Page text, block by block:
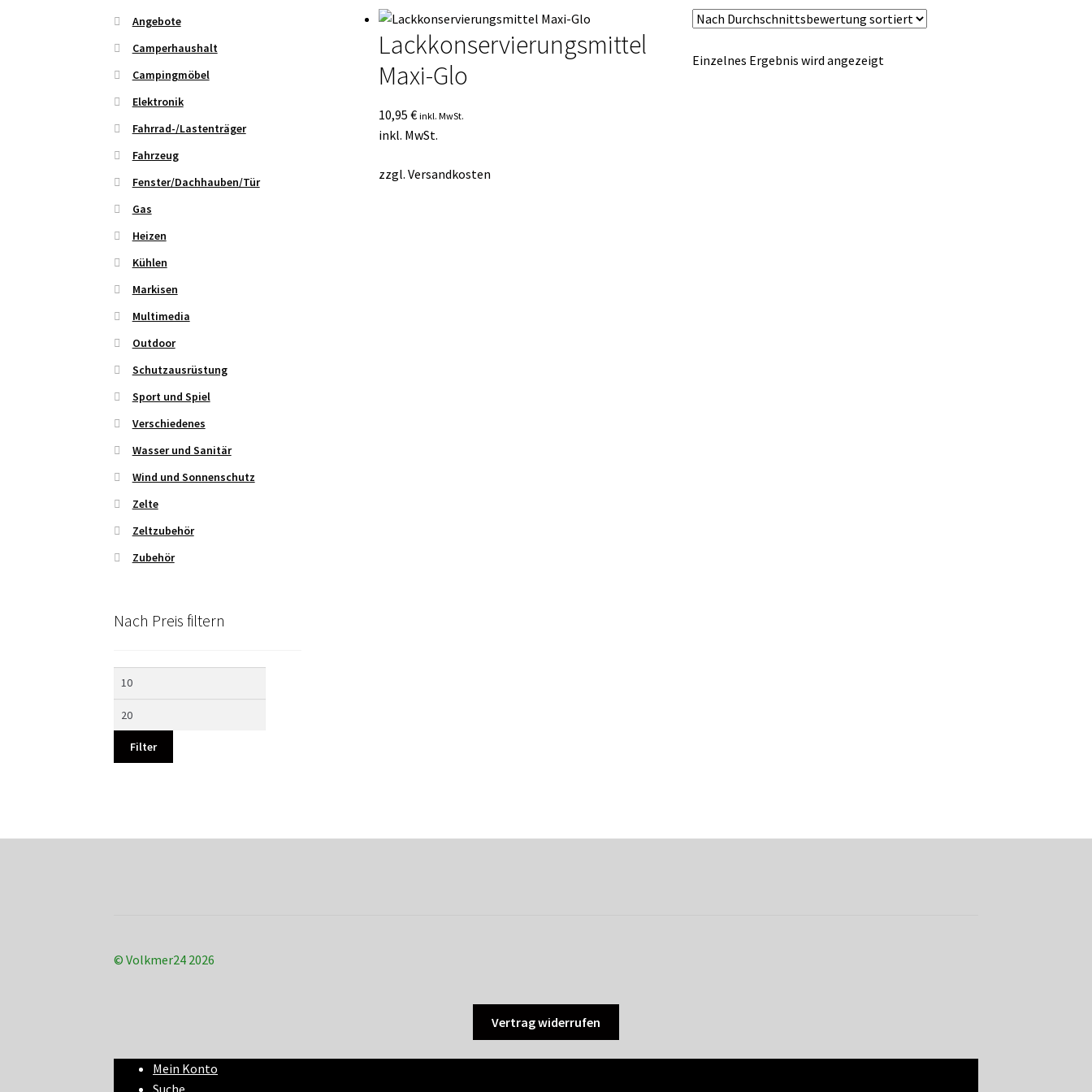
Lackkonservierungsmittel
Maxi-Glo
10,95 € inkl. MwSt.
inkl. MwSt.
zzgl. Versandkosten
Einzelnes Ergebnis wird angezeigt
Angebote
Camperhaushalt
Campingmöbel
Elektronik
Fahrrad-/Lastenträger
Fahrzeug
Fenster/Dachhauben/Tür
Gas
Heizen
Kühlen
Markisen
Multimedia
Outdoor
Schutzausrüstung
Sport und Spiel
Verschiedenes
Wasser und Sanitär
Wind und Sonnenschutz
Zelte
Zeltzubehör
Zubehör
Nach Preis filtern
Filter
© Volkmer24 2026
Vertrag widerrufen
Mein Konto